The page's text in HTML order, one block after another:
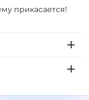
прикасается!